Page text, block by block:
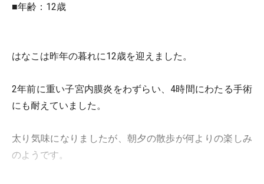
■年齢：12歳
はなこは昨年の暮れに12歳を迎えました。
2年前に重い子宮内膜炎をわずらい、4時間にわたる手術
にも耐えていました。
太り気味になりましたが、朝夕の散歩が何よりの楽しみ
のようです。